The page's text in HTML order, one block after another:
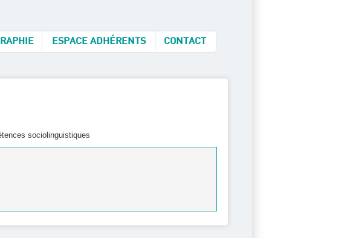
ESPACE ADHÉRENTS CONTACT
sociolinguistiques